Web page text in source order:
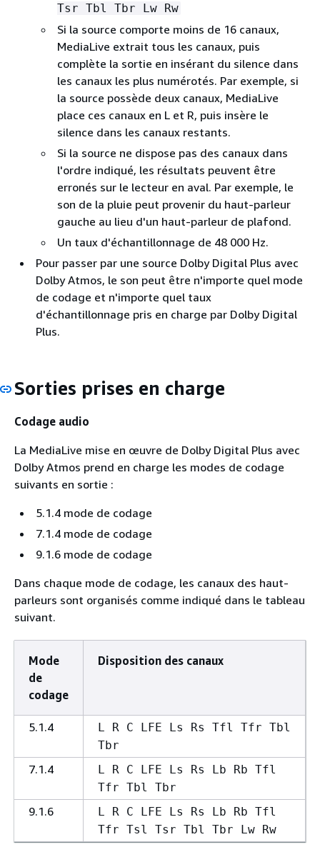
Tsr Tbl Tbr Lw Rw
Si la source comporte moins de 16 canaux,
MediaLive extrait tous les canaux, puis
complète la sortie en insérant du silence dans
les canaux les plus numérotés. Par exemple, si
la source possède deux canaux, MediaLive
place ces canaux en L et R, puis insère le
silence dans les canaux restants.
Si la source ne dispose pas des canaux dans
l'ordre indiqué, les résultats peuvent être
erronés sur le lecteur en aval. Par exemple, le
son de la pluie peut provenir du haut-parleur
gauche au lieu d'un haut-parleur de plafond.
Un taux d'échantillonnage de 48 000 Hz.
Pour passer par une source Dolby Digital Plus avec
Dolby Atmos, le son peut être n'importe quel mode
de codage et n'importe quel taux
d'échantillonnage pris en charge par Dolby Digital
Plus.
Sorties prises en charge
Codage audio
La MediaLive mise en œuvre de Dolby Digital Plus avec
Dolby Atmos prend en charge les modes de codage
suivants en sortie :
5.1.4 mode de codage
7.1.4 mode de codage
9.1.6 mode de codage
Dans chaque mode de codage, les canaux des haut-
parleurs sont organisés comme indiqué dans le tableau
suivant.
Mode
de
codage
Disposition des canaux
5.1.4
L R C LFE Ls Rs Tfl Tfr Tbl
Tbr
7.1.4
L R C LFE Ls Rs Lb Rb Tfl
Tfr Tbl Tbr
9.1.6
L R C LFE Ls Rs Lb Rb Tfl
Tfr Tsl Tsr Tbl Tbr Lw Rw